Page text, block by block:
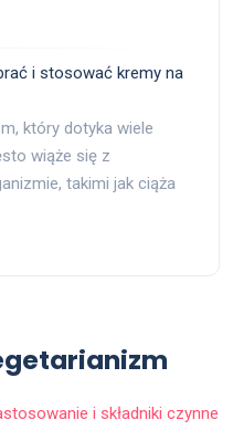
i stosować kremy na
który dotyka wiele
wiąże się z
takimi jak ciąża
i składniki czynne